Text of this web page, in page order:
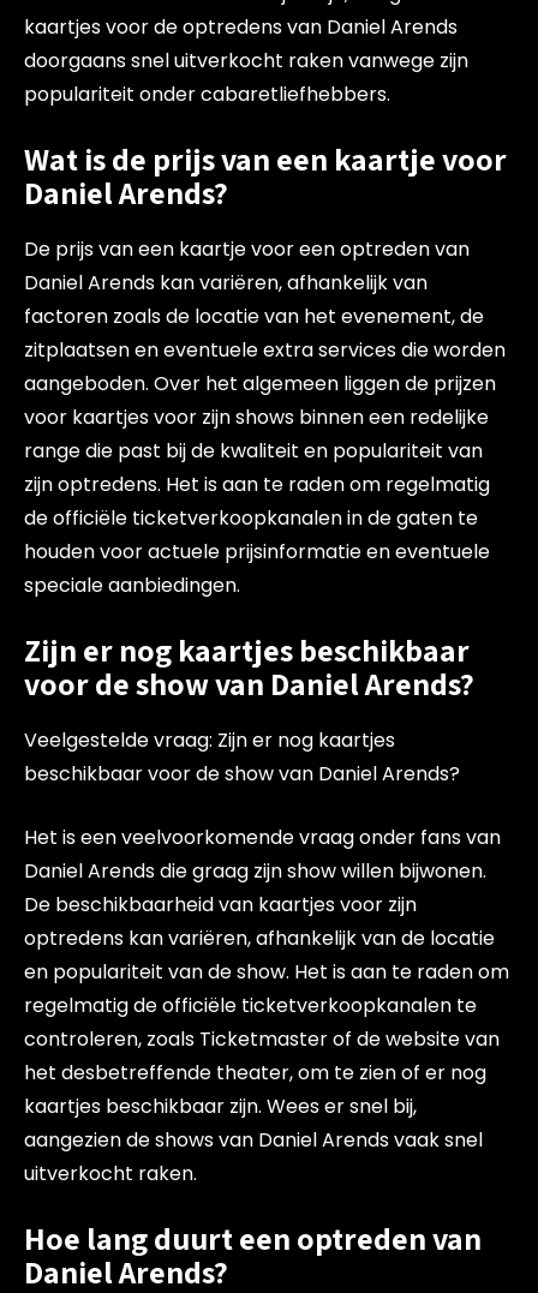
kaartjes voor de optredens van Daniel Arends
doorgaans snel uitverkocht raken vanwege zijn
populariteit onder cabaretliefhebbers.
Wat is de prijs van een kaartje voor
Daniel Arends?
De prijs van een kaartje voor een optreden van
Daniel Arends kan variëren, afhankelijk van
factoren zoals de locatie van het evenement, de
zitplaatsen en eventuele extra services die worden
aangeboden. Over het algemeen liggen de prijzen
voor kaartjes voor zijn shows binnen een redelijke
range die past bij de kwaliteit en populariteit van
zijn optredens. Het is aan te raden om regelmatig
de officiële ticketverkoopkanalen in de gaten te
houden voor actuele prijsinformatie en eventuele
speciale aanbiedingen.
Zijn er nog kaartjes beschikbaar
voor de show van Daniel Arends?
Veelgestelde vraag: Zijn er nog kaartjes
beschikbaar voor de show van Daniel Arends?
Het is een veelvoorkomende vraag onder fans van
Daniel Arends die graag zijn show willen bijwonen.
De beschikbaarheid van kaartjes voor zijn
optredens kan variëren, afhankelijk van de locatie
en populariteit van de show. Het is aan te raden om
regelmatig de officiële ticketverkoopkanalen te
controleren, zoals Ticketmaster of de website van
het desbetreffende theater, om te zien of er nog
kaartjes beschikbaar zijn. Wees er snel bij,
aangezien de shows van Daniel Arends vaak snel
uitverkocht raken.
Hoe lang duurt een optreden van
Daniel Arends?